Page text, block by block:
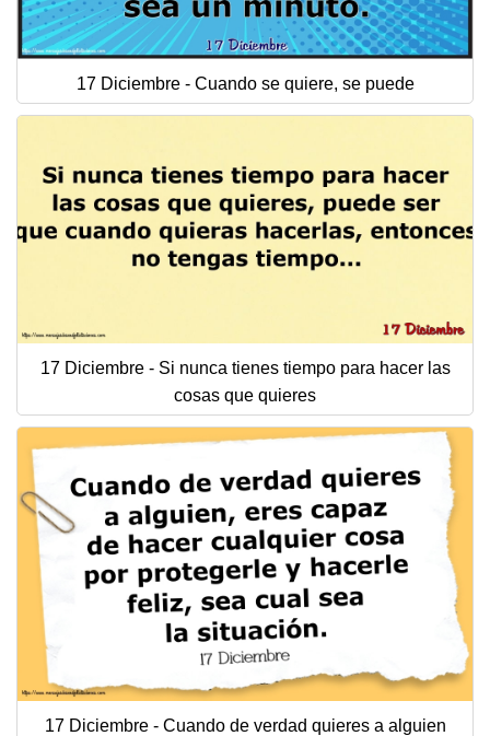
17 Diciembre - Cuando se quiere, se puede
17 Diciembre - Si nunca tienes tiempo para hacer las
cosas que quieres
17 Diciembre - Cuando de verdad quieres a alguien